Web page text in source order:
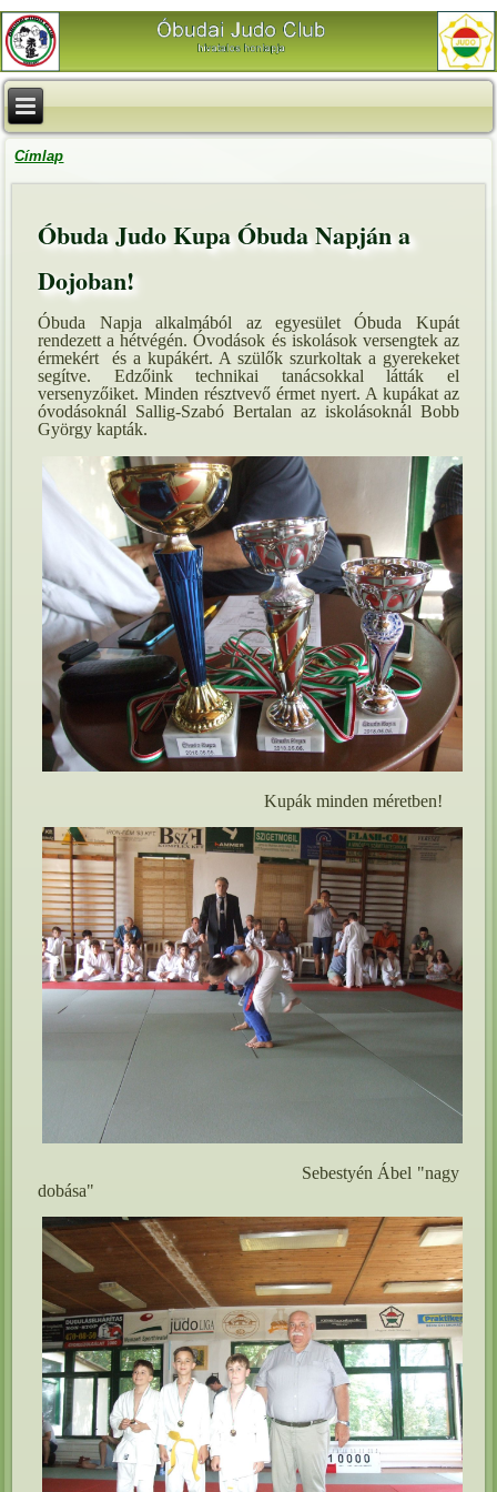
Címlap
Óbuda Judo Kupa Óbuda Napján a
Dojoban!
Óbuda Napja alkalmából az egyesület Óbuda Kupát
rendezett a hétvégén. Óvodások és iskolások versengtek az
érmekért és a kupákért. A szülők szurkoltak a gyerekeket
segítve. Edzőink technikai tanácsokkal látták el
versenyzőiket. Minden résztvevő érmet nyert. A kupákat az
óvodásoknál Sallig-Szabó Bertalan az iskolásoknál Bobb
György kapták.
Kupák minden méretben!
Sebestyén Ábel "nagy
dobása"